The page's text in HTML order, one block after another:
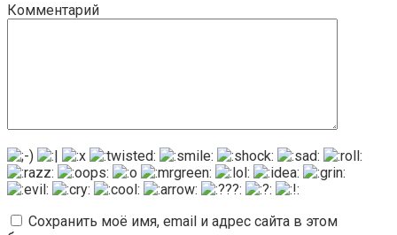
Комментарий
Сохранить моё имя, email и адрес сайта в этом